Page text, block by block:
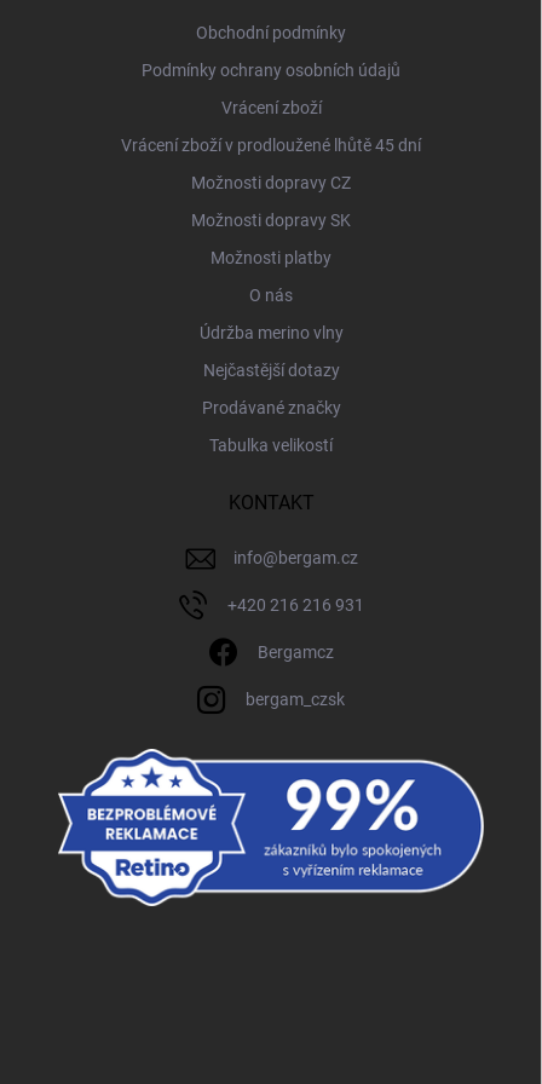
Obchodní podmínky
Podmínky ochrany osobních údajů
Vrácení zboží
Vrácení zboží v prodloužené lhůtě 45 dní
Možnosti dopravy CZ
Možnosti dopravy SK
Možnosti platby
O nás
Údržba merino vlny
Nejčastější dotazy
Prodávané značky
Tabulka velikostí
KONTAKT
info@bergam.cz
+420 216 216 931
Bergamcz
bergam_czsk